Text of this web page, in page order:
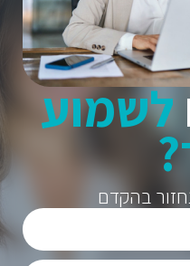
בהקדם